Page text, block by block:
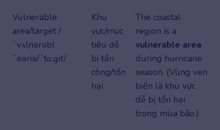
Vulnerable
area/target /
ˈvʌlnərəbl
ˈeəriə/ˈtɑːɡɪt/
Khu
vực/mục
tiêu dễ
bị tấn
công/tổn
hại
The coastal
region is a
vulnerable area
during hurricane
season. (Vùng ven
biển là khu vực
dễ bị tổn hại
trong mùa bão.)